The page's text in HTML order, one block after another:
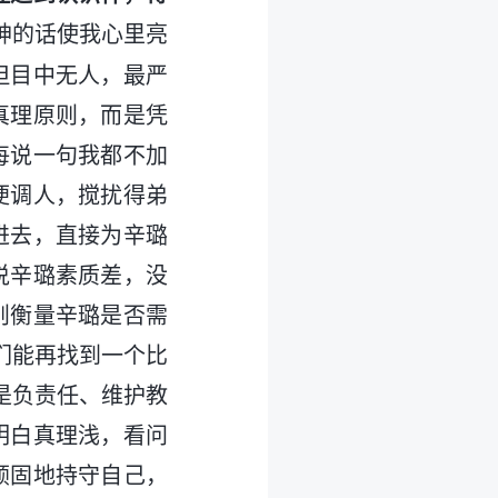
的话使我心里亮
目中无人，最严
理原则，而是凭
一句我都不加
调人，搅扰得弟
去，直接为辛璐
辛璐素质差，没
衡量辛璐是否需
能再找到一个比
负责任、维护教
真理浅，看问
地持守自己，